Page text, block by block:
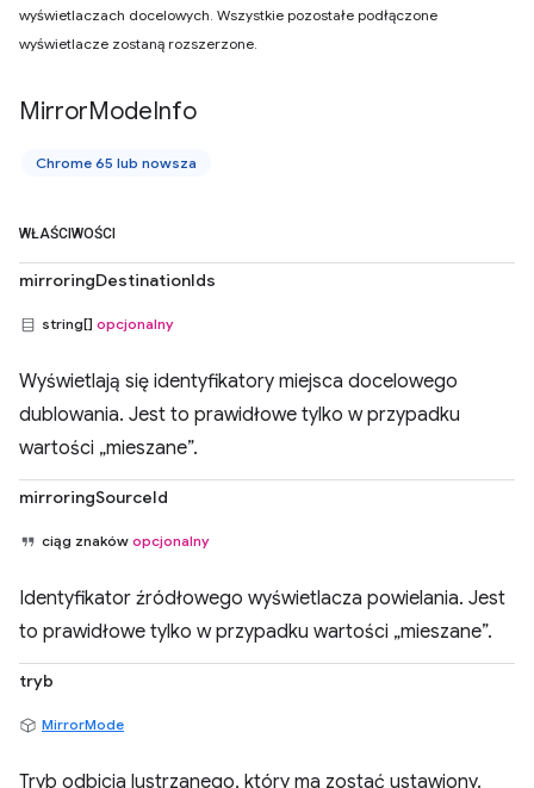
wyświetlaczach docelowych. Wszystkie pozostałe podłączone
wyświetlacze zostaną rozszerzone.
MirrorModeInfo
Chrome 65 lub nowsza
WŁAŚCIWOŚCI
mirroringDestinationIds
string[] opcjonalny
Wyświetlają się identyfikatory miejsca docelowego
dublowania. Jest to prawidłowe tylko w przypadku
wartości „mieszane”.
mirroringSourceId
ciąg znaków opcjonalny
Identyfikator źródłowego wyświetlacza powielania. Jest
to prawidłowe tylko w przypadku wartości „mieszane”.
tryb
MirrorMode
Tryb odbicia lustrzanego, który ma zostać ustawiony.